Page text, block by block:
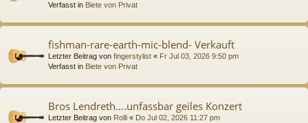
Verfasst in Biete von Privat
fishman-rare-earth-mic-blend- Verkauft
Letzter Beitrag von fingerstylist « Fr Jul 03, 2026 9:50 pm
Verfasst in Biete von Privat
Bros Lendreth....unfassbar geiles Konzert
Letzter Beitrag von Rolli « Do Jul 02, 2026 11:27 pm